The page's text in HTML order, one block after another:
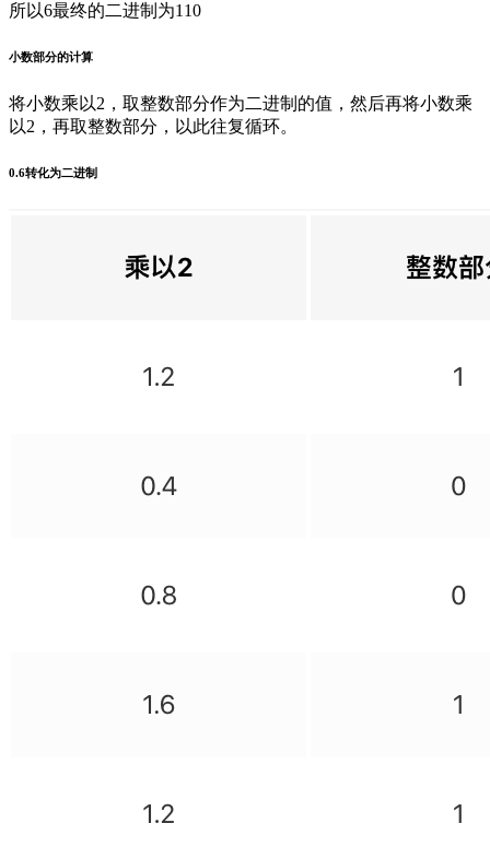
所以6最终的二进制为110
小数部分的计算
将小数乘以2，取整数部分作为二进制的值，然后再将小数乘
以2，再取整数部分，以此往复循环。
0.6转化为二进制